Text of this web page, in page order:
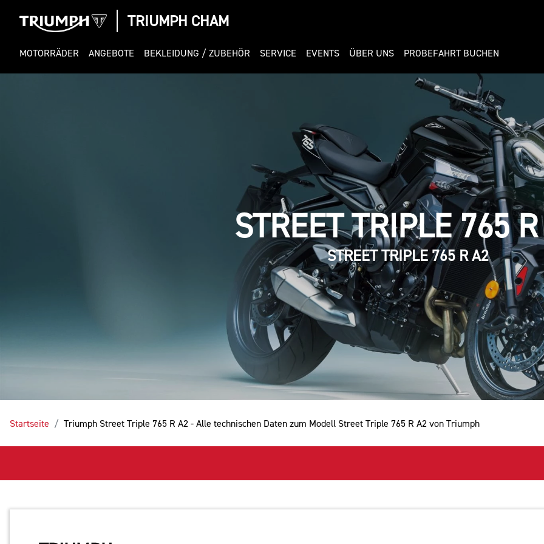
TRIUMPH CHAM
MOTORRÄDER ANGEBOTE BEKLEIDUNG / ZUBEHÖR SERVICE EVENTS ÜBER UNS PROBEFAHRT BUCHEN
STREET TRIPLE 765
STREET TRIPLE 765 R A2
Startseite Triumph Street Triple 765 R A2 - Alle technischen Daten zum Modell Street Triple 765 R A2 von Triumph